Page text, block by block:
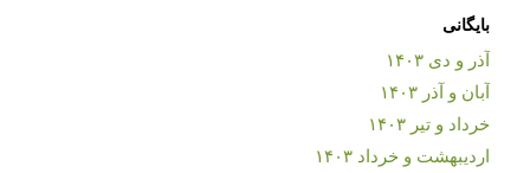
بایگانی
آذر و دی ۱۴۰۳
آبان و آذر ۱۴۰۳
خرداد و تیر ۱۴۰۳
اردیبهشت و خرداد ۱۴۰۳